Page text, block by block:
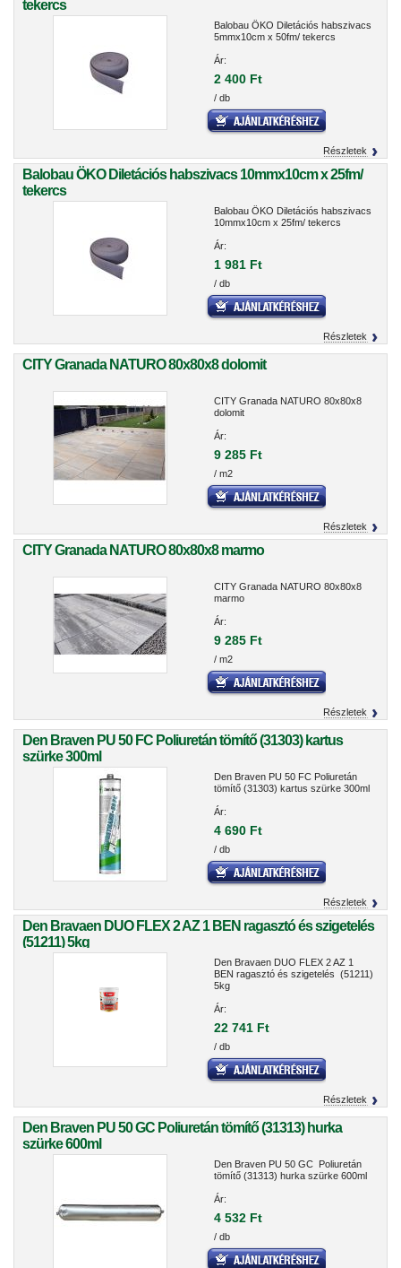
tekercs
Balobau ÖKO Diletációs habszivacs
5mmx10cm x 50fm/ tekercs
Ár:
2 400 Ft
/ db
Részletek
Balobau ÖKO Diletációs habszivacs 10mmx10cm x 25fm/
tekercs
Balobau ÖKO Diletációs habszivacs
10mmx10cm x 25fm/ tekercs
Ár:
1 981 Ft
/ db
Részletek
CITY Granada NATURO 80x80x8 dolomit
CITY Granada NATURO 80x80x8
dolomit
Ár:
9 285 Ft
/ m2
Részletek
CITY Granada NATURO 80x80x8 marmo
CITY Granada NATURO 80x80x8
marmo
Ár:
9 285 Ft
/ m2
Részletek
Den Braven PU 50 FC Poliuretán tömítő (31303) kartus
szürke 300ml
Den Braven PU 50 FC Poliuretán
tömítő (31303) kartus szürke 300ml
Ár:
4 690 Ft
/ db
Részletek
Den Bravaen DUO FLEX 2 AZ 1 BEN ragasztó és szigetelés
(51211) 5kg
Den Bravaen DUO FLEX 2 AZ 1
BEN ragasztó és szigetelés (51211)
5kg
Ár:
22 741 Ft
/ db
Részletek
Den Braven PU 50 GC Poliuretán tömítő (31313) hurka
szürke 600ml
Den Braven PU 50 GC Poliuretán
tömítő (31313) hurka szürke 600ml
Ár:
4 532 Ft
/ db